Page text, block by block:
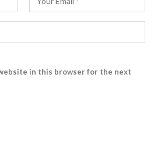
website in this browser for the next